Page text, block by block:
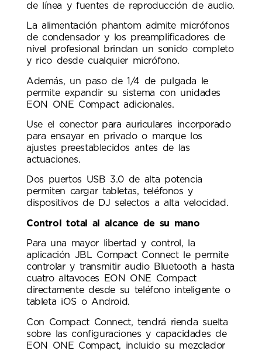
de línea y fuentes de reproducción de audio.
La alimentación phantom admite micrófonos
de condensador y los preamplificadores de
nivel profesional brindan un sonido completo
y rico desde cualquier micrófono.
Además, un paso de 1/4 de pulgada le
permite expandir su sistema con unidades
EON ONE Compact adicionales.
Use el conector para auriculares incorporado
para ensayar en privado o marque los
ajustes preestablecidos antes de las
actuaciones.
Dos puertos USB 3.0 de alta potencia
permiten cargar tabletas, teléfonos y
dispositivos de DJ selectos a alta velocidad.
Control total al alcance de su mano
Para una mayor libertad y control, la
aplicación JBL Compact Connect le permite
controlar y transmitir audio Bluetooth a hasta
cuatro altavoces EON ONE Compact
directamente desde su teléfono inteligente o
tableta iOS o Android.
Con Compact Connect, tendrá rienda suelta
sobre las configuraciones y capacidades de
EON ONE Compact, incluido su mezclador